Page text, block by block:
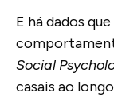
E há dados
Social
casais ao